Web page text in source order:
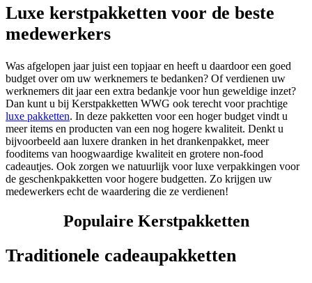
Luxe kerstpakketten voor de beste
medewerkers
Was afgelopen jaar juist een topjaar en heeft u daardoor een goed
budget over om uw werknemers te bedanken? Of verdienen uw
werknemers dit jaar een extra bedankje voor hun geweldige inzet?
Dan kunt u bij Kerstpakketten WWG ook terecht voor prachtige
luxe pakketten. In deze pakketten voor een hoger budget vindt u
meer items en producten van een nog hogere kwaliteit. Denkt u
bijvoorbeeld aan luxere dranken in het drankenpakket, meer
fooditems van hoogwaardige kwaliteit en grotere non-food
cadeautjes. Ook zorgen we natuurlijk voor luxe verpakkingen voor
de geschenkpakketten voor hogere budgetten. Zo krijgen uw
medewerkers echt de waardering die ze verdienen!
Populaire Kerstpakketten
Traditionele cadeaupakketten